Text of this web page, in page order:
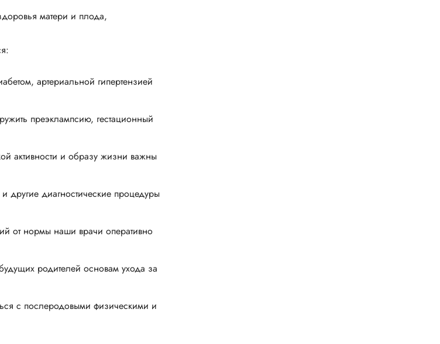
матери и плода,
артериальной гипертензией
преэклампсию, гестационный
активности и образу жизни важны
другие диагностические процедуры
от нормы наши врачи оперативно
родителей основам ухода за
с послеродовыми физическими и